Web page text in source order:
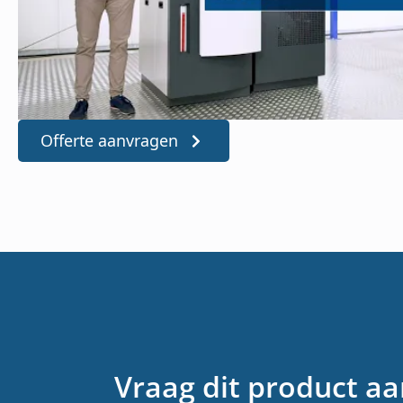
Offerte aanvragen
Vraag dit product